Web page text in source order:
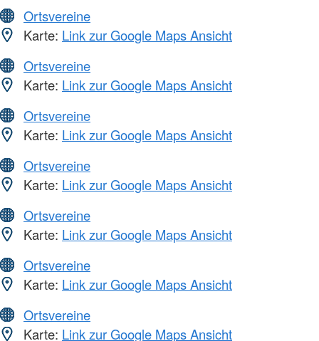
Ortsvereine
Karte: Link zur Google Maps Ansicht
Ortsvereine
Karte: Link zur Google Maps Ansicht
Ortsvereine
Karte: Link zur Google Maps Ansicht
Ortsvereine
Karte: Link zur Google Maps Ansicht
Ortsvereine
Karte: Link zur Google Maps Ansicht
Ortsvereine
Karte: Link zur Google Maps Ansicht
Ortsvereine
Karte: Link zur Google Maps Ansicht